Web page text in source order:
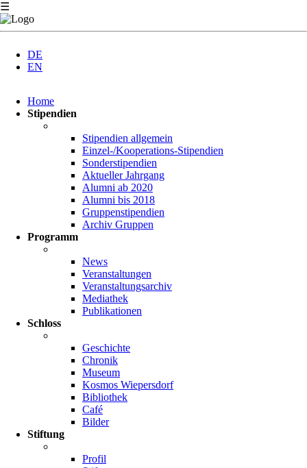
☰
DE
EN
überspringen
Home
Stipendien
Stipendien allgemein
Einzel-/Kooperations-Stipendien
Sonderstipendien
Aktueller Jahrgang
Alumni ab 2020
Alumni bis 2018
Gruppenstipendien
Archiv Gruppen
Programm
News
Veranstaltungen
Veranstaltungsarchiv
Mediathek
Publikationen
Schloss
Geschichte
Chronik
Museum
Kosmos Wiepersdorf
Bibliothek
Café
Bilder
Stiftung
Profil